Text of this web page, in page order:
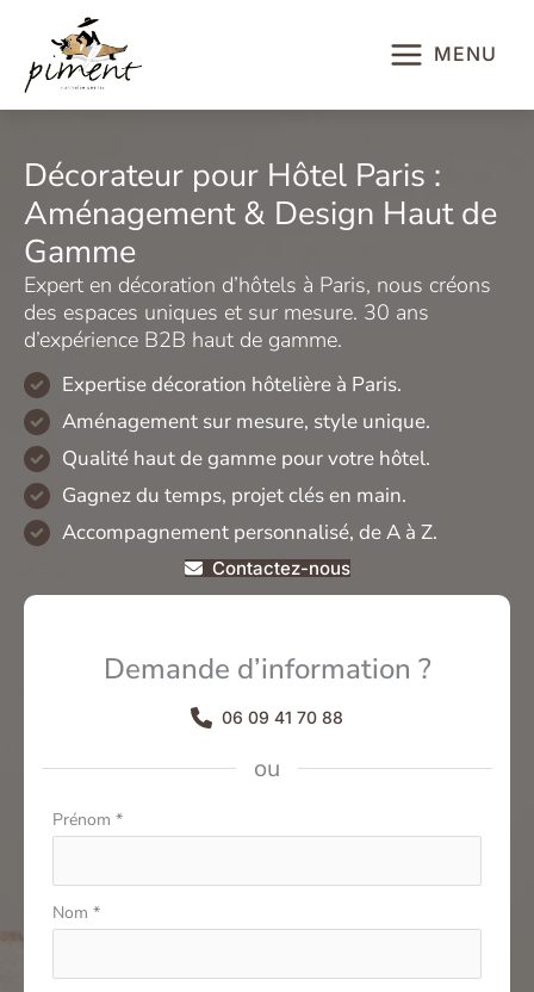
contenu
MENU
Décorateur pour Hôtel Paris :
Aménagement & Design Haut de
Gamme
Expert en décoration d’hôtels à Paris, nous créons
des espaces uniques et sur mesure. 30 ans
d’expérience B2B haut de gamme.
Expertise décoration hôtelière à Paris.
Aménagement sur mesure, style unique.
Qualité haut de gamme pour votre hôtel.
Gagnez du temps, projet clés en main.
Accompagnement personnalisé, de A à Z.
Contactez-nous
Demande d’information ?
06 09 41 70 88
ou
Formulaire
avec
téléphone
Prénom *
Nom *